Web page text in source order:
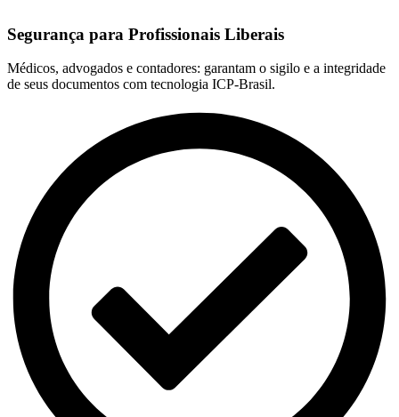
Segurança para Profissionais Liberais
Médicos, advogados e contadores: garantam o sigilo e a integridade
de seus documentos com tecnologia ICP-Brasil.